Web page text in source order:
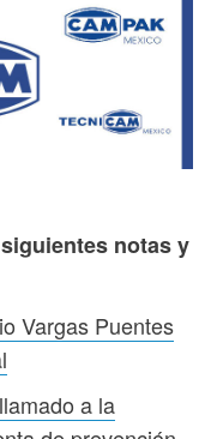
notas y
Vargas Puentes
a la